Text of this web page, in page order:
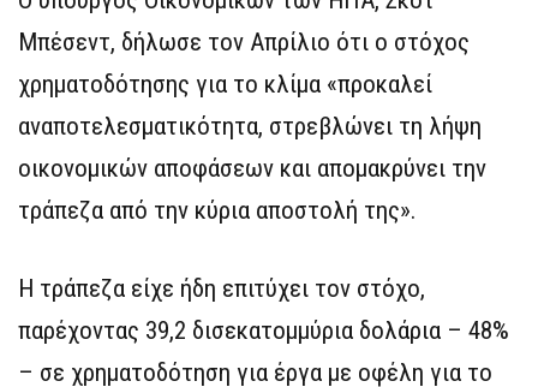
Μπέσεντ, δήλωσε τον Απρίλιο ότι ο στόχος
χρηματοδότησης για το κλίμα «προκαλεί
αναποτελεσματικότητα, στρεβλώνει τη λήψη
οικονομικών αποφάσεων και απομακρύνει την
τράπεζα από την κύρια αποστολή της».
Η τράπεζα είχε ήδη επιτύχει τον στόχο,
παρέχοντας 39,2 δισεκατομμύρια δολάρια – 48%
– σε χρηματοδότηση για έργα με οφέλη για το